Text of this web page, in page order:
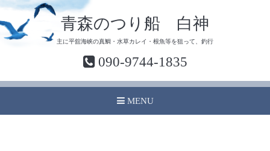
青森のつり船 白神
主に平舘海峡の真鯛・水草カレイ・根魚等を狙って、釣行
090-9744-1835
MENU